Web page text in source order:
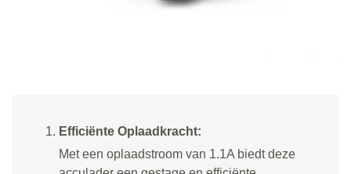
Efficiënte Oplaadkracht:
Met een oplaadstroom van 1.1A biedt deze